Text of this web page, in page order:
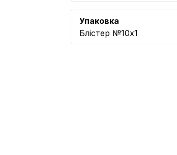
Упаковка
Блістер №10x1